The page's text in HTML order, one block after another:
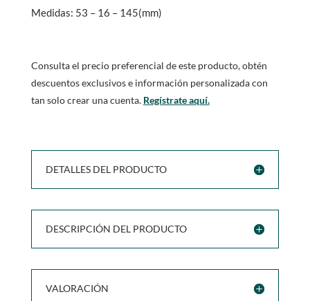
Medidas: 53 – 16 – 145(mm)
Consulta el precio preferencial de este producto, obtén
descuentos exclusivos e información personalizada con
tan solo crear una cuenta. Regístrate aquí.
DETALLES DEL PRODUCTO
DESCRIPCIÓN DEL PRODUCTO
VALORACIÓN